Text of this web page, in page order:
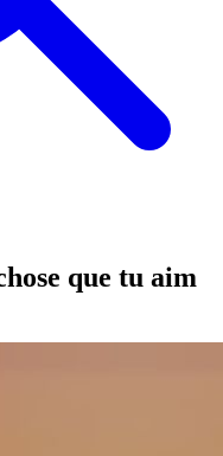
que tu aim